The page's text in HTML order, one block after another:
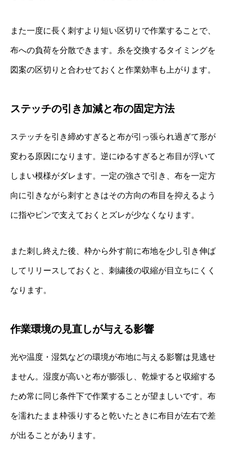
また一度に長く刺すより短い区切りで作業することで、
布への負荷を分散できます。糸を交換するタイミングを
図案の区切りと合わせておくと作業効率も上がります。
ステッチの引き加減と布の固定方法
ステッチを引き締めすぎると布が引っ張られ過ぎて形が
変わる原因になります。逆にゆるすぎると布目が浮いて
しまい模様がダレます。一定の強さで引き、布を一定方
向に引きながら刺すときはその方向の布目を抑えるよう
に指やピンで支えておくとズレが少なくなります。
また刺し終えた後、枠から外す前に布地を少し引き伸ば
してリリースしておくと、刺繍後の収縮が目立ちにくく
なります。
作業環境の見直しが与える影響
光や温度・湿気などの環境が布地に与える影響は見逃せ
ません。湿度が高いと布が膨張し、乾燥すると収縮する
ため常に同じ条件下で作業することが望ましいです。布
を濡れたまま枠張りすると乾いたときに布目が左右で差
が出ることがあります。